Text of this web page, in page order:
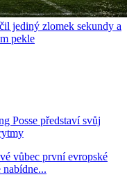
jediný zlomek sekundy a
pekle
Posse představí svůj
vůbec první evropské